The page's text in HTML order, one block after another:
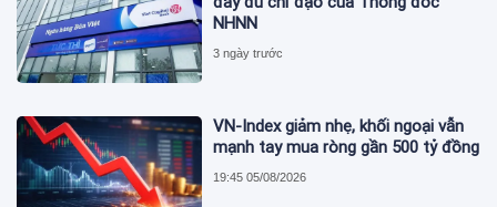
NHNN
3 ngày trước
VN-Index giảm nhẹ, khối ngoại vẫn
mạnh tay mua ròng gần 500 tỷ đồng
19:45 05/08/2026